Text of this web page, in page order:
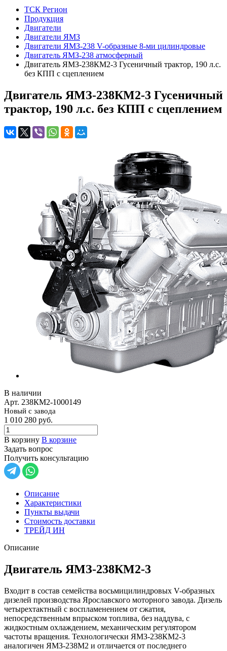
ТСК Регион
Продукция
Двигатели
Двигатели ЯМЗ
Двигатели ЯМЗ-238 V-образные 8-ми цилиндровые
Двигатель ЯМЗ-238 атмосферный
Двигатель ЯМЗ-238КМ2-3 Гусеничный трактор, 190 л.с.
без КПП с сцеплением
Двигатель ЯМЗ-238КМ2-3 Гусеничный
трактор, 190 л.с. без КПП с сцеплением
В наличии
Арт. 238КМ2-1000149
Новый с завода
1 010 280 руб.
В корзину В корзине
Задать вопрос
Получить консультацию
Описание
Характеристики
Пункты выдачи
Стоимость доставки
ТРЕЙД ИН
Описание
Двигатель ЯМЗ-238КМ2-3
Входит в состав семейства восьмицилиндровых V-образных
дизелей производства Ярославского моторного завода. Дизель
четырехтактный с воспламенением от сжатия,
непосредственным впрыском топлива, без наддува, с
жидкостным охлаждением, механическим регулятором
частоты вращения. Технологически ЯМЗ-238КМ2-3
аналогичен ЯМЗ-238М2 и отличается от последнего